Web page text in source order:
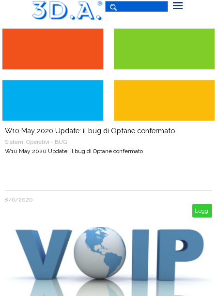
W10 May 2020 Update: il bug di Optane confermato
Sistemi Operativi - BUG
W10 May 2020 Update: il bug di Optane confermato
8/6/2020
Leggi